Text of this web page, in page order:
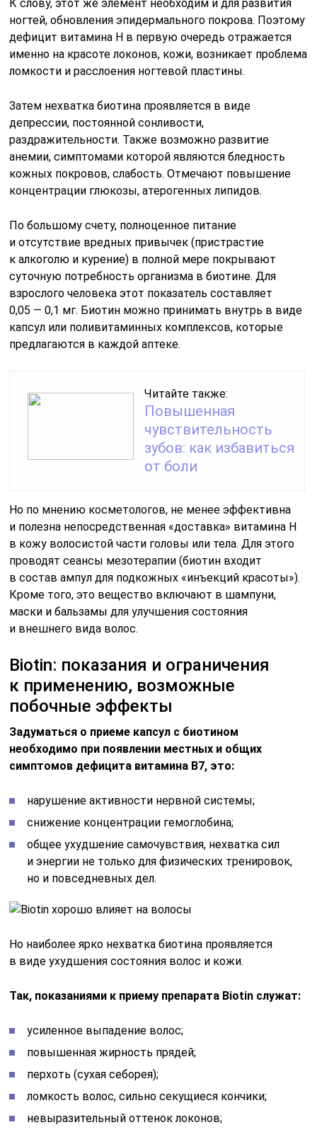
К слову, этот же элемент необходим и для развития
ногтей, обновления эпидермального покрова. Поэтому
дефицит витамина Н в первую очередь отражается
именно на красоте локонов, кожи, возникает проблема
ломкости и расслоения ногтевой пластины.
Затем нехватка биотина проявляется в виде
депрессии, постоянной сонливости,
раздражительности. Также возможно развитие
анемии, симптомами которой являются бледность
кожных покровов, слабость. Отмечают повышение
концентрации глюкозы, атерогенных липидов.
По большому счету, полноценное питание
и отсутствие вредных привычек (пристрастие
к алкоголю и курение) в полной мере покрывают
суточную потребность организма в биотине. Для
взрослого человека этот показатель составляет
0,05 — 0,1 мг. Биотин можно принимать внутрь в виде
капсул или поливитаминных комплексов, которые
предлагаются в каждой аптеке.
Читайте также:
Повышенная
чувствительность
зубов: как избавиться
от боли
Но по мнению косметологов, не менее эффективна
и полезна непосредственная «доставка» витамина Н
в кожу волосистой части головы или тела. Для этого
проводят сеансы мезотерапии (биотин входит
в состав ампул для подкожных «инъекций красоты»).
Кроме того, это вещество включают в шампуни,
маски и бальзамы для улучшения состояния
и внешнего вида волос.
Biotin: показания и ограничения
к применению, возможные
побочные эффекты
Задуматься о приеме капсул с биотином
необходимо при появлении местных и общих
симптомов дефицита витамина В7, это:
нарушение активности нервной системы;
снижение концентрации гемоглобина;
общее ухудшение самочувствия, нехватка сил
и энергии не только для физических тренировок,
но и повседневных дел.
Но наиболее ярко нехватка биотина проявляется
в виде ухудшения состояния волос и кожи.
Так, показаниями к приему препарата Biotin служат:
усиленное выпадение волос;
повышенная жирность прядей;
перхоть (сухая себорея);
ломкость волос, сильно секущиеся кончики;
невыразительный оттенок локонов;